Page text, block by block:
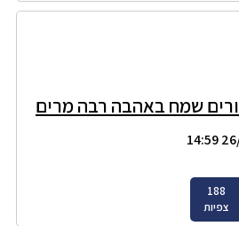
שמח באהבה רבה מרים
188
צפיות